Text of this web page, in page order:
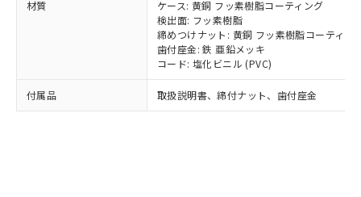
材質
ケース: 黄銅 フッ素樹脂コーティング
検出面: フッ素樹脂
締めつけナット: 黄銅 フッ素樹脂コーティン
歯付座金: 鉄 亜鉛メッキ
コード: 塩化ビニル (PVC)
付属品 取扱説明書、締付ナット、歯付座金
正式な納期状況および標準価格はお客
様のお取引先、またはお客様担当のオ
ムロン制御機器販売店・当社販売員に
ご相談ください。
オムロン制御機器販売店や当社販売拠
販売ネットワーク
」をご確認
ください。
ル) (DEHP)(別名：DOP) 1000ppm以下、フタル酸ブチ
ルベンジル（BBP） 1000ppm以下、フタル酸ジブチル
（DBP） 1000ppm以下、フタル酸ジイソブチル
但し、RoHS指令で産業用監視および制御機器に対する
フタル酸エステル類の４物質については閾値を超える意
図的な使用がないことを確認しています。
DBP(フタル酸ジブチル) : 1000ppm、 DIBP(フタル酸ジ
イソブチル) : 1000ppm、 BBP(フタル酸ブチルベンジ
DEHP(フタル酸ビス(2-エチルヘキシル)) : 1000ppm
※2 環境保護使用期限
当社は規制貨物を破棄する場合は、完
全に破砕するなど、違法に輸出されな
いよう必要な手段を講じます。
当社は貴社製品を、核兵器、ミサイ
ル、化学兵器、生物兵器またはその他
武器並びにこれらの製造装置等に一切
使用いたしません。
一定数には満たないが在庫あり
在庫なし(最新の在庫状況につ
いては、お客様のお取引先、ま
たはお客様担当のオムロン制御